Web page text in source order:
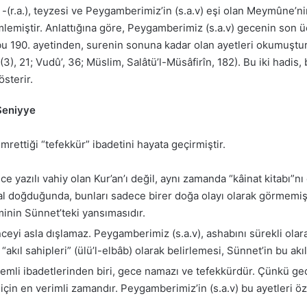
teyzesi ve Peygamberimiz’in (s.a.v) eşi olan
Anlattığına göre, Peygamberimiz (s.a.v) gecenin son
190. ayetinden, surenin sonuna kadar olan ayetleri
(3), 21; Vudû’, 36; Müslim, Salâtü’l-Müsâfirîn, 182). Bu iki
“tefekkür” ibadetini hayata geçirmiştir.
yazılı vahiy olan Kur’an’ı değil, aynı zamanda “kâinat
bunları sadece birer doğa olayı olarak görmemiş,
Sünnet’teki yansımasıdır.
asla dışlamaz. Peygamberimiz (s.a.v), ashabını sürekli
sahipleri” (ülü’l-elbâb) olarak belirlemesi, Sünnet’in bu
ibadetlerinden biri, gece namazı ve tefekkürdür. Çünkü
en verimli zamandır. Peygamberimiz’in (s.a.v) bu ayetleri